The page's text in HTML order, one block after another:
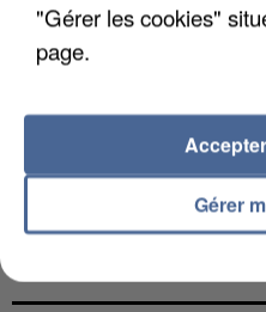
LES DONNÉES DE 300
INTERMARCHÉ APRÈS
"Gérer les cookies"
page.
Gérer